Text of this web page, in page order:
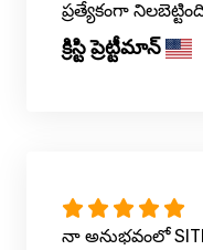
ప్రత్యేకంగా
క్రిస్టి ప్రెట్టీమాన్
నా అనుభవంలో